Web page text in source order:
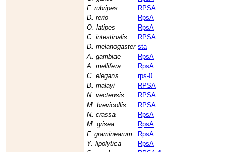
F. rubripes
RPSA
D. rerio
RpsA
O. latipes
RpsA
C. intestinalis
RPSA
D. melanogaster sta
A. gambiae
RpsA
A. mellifera
RpsA
C. elegans
rps-0
B. malayi
RPSA
N. vectensis
RPSA
M. brevicollis
RPSA
N. crassa
RpsA
M. grisea
RpsA
F. graminearum
RpsA
Y. lipolytica
RpsA